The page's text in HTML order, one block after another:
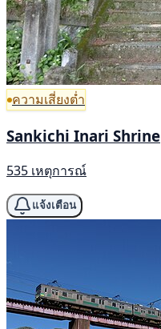
ความเสี่ยงต่ำ
Sankichi Inari Shrine
535 เหตุการณ์
แจ้งเตือน